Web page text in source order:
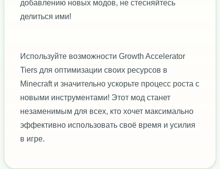
добавлению новых модов, не стесняйтесь
делиться ими!
Используйте возможности Growth Accelerator
Tiers для оптимизации своих ресурсов в
Minecraft и значительно ускорьте процесс роста с
новыми инструментами! Этот мод станет
незаменимым для всех, кто хочет максимально
эффективно использовать своё время и усилия
в игре.